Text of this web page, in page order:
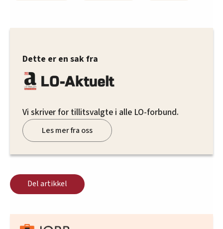
Dette er en sak fra
Vi skriver for tillitsvalgte i alle LO-forbund.
Les mer fra oss
Del artikkel